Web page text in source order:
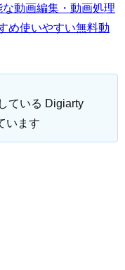
な動画編集・動画処理
め使いやすい無料動
ている Digiarty
います